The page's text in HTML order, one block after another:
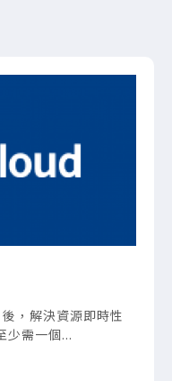
，解決資源即時性
少需一個...